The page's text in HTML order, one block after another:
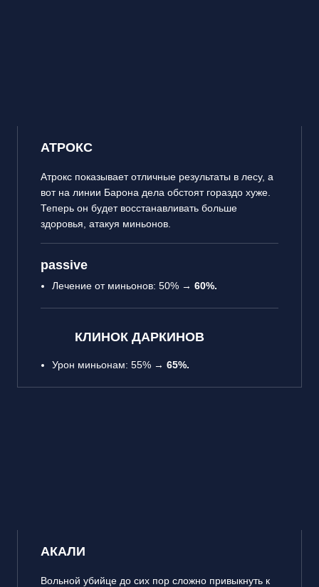
АТРОКС
Атрокс показывает отличные результаты в лесу, а
вот на линии Барона дела обстоят гораздо хуже.
Теперь он будет восстанавливать больше
здоровья, атакуя миньонов.
passive
Лечение от миньонов: 50% → 60%.
КЛИНОК ДАРКИНОВ
Урон миньонам: 55% → 65%.
АКАЛИ
Вольной убийце до сих пор сложно привыкнуть к